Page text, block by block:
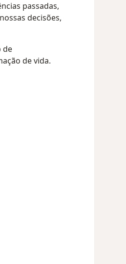
passadas,
decisões,
de
de vida.